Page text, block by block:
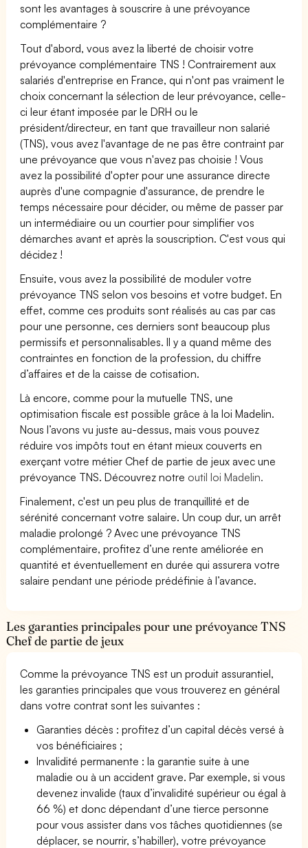
sont les avantages à souscrire à une prévoyance
complémentaire ?
Tout d'abord, vous avez la liberté de choisir votre
prévoyance complémentaire TNS ! Contrairement aux
salariés d'entreprise en France, qui n'ont pas vraiment le
choix concernant la sélection de leur prévoyance, celle-
ci leur étant imposée par le DRH ou le
président/directeur, en tant que travailleur non salarié
(TNS), vous avez l'avantage de ne pas être contraint par
une prévoyance que vous n'avez pas choisie ! Vous
avez la possibilité d'opter pour une assurance directe
auprès d'une compagnie d'assurance, de prendre le
temps nécessaire pour décider, ou même de passer par
un intermédiaire ou un courtier pour simplifier vos
démarches avant et après la souscription. C'est vous qui
décidez !
Ensuite, vous avez la possibilité de moduler votre
prévoyance TNS selon vos besoins et votre budget. En
effet, comme ces produits sont réalisés au cas par cas
pour une personne, ces derniers sont beaucoup plus
permissifs et personnalisables. Il y a quand même des
contraintes en fonction de la profession, du chiffre
d’affaires et de la caisse de cotisation.
Là encore, comme pour la mutuelle TNS, une
optimisation fiscale est possible grâce à la loi Madelin.
Nous l’avons vu juste au-dessus, mais vous pouvez
réduire vos impôts tout en étant mieux couverts en
exerçant votre métier Chef de partie de jeux avec une
prévoyance TNS. Découvrez notre outil loi Madelin.
Finalement, c'est un peu plus de tranquillité et de
sérénité concernant votre salaire. Un coup dur, un arrêt
maladie prolongé ? Avec une prévoyance TNS
complémentaire, profitez d’une rente améliorée en
quantité et éventuellement en durée qui assurera votre
salaire pendant une période prédéfinie à l’avance.
Les garanties principales pour une prévoyance TNS
Chef de partie de jeux
Comme la prévoyance TNS est un produit assurantiel,
les garanties principales que vous trouverez en général
dans votre contrat sont les suivantes :
Garanties décès : profitez d’un capital décès versé à
vos bénéficiaires ;
Invalidité permanente : la garantie suite à une
maladie ou à un accident grave. Par exemple, si vous
devenez invalide (taux d’invalidité supérieur ou égal à
66 %) et donc dépendant d’une tierce personne
pour vous assister dans vos tâches quotidiennes (se
déplacer, se nourrir, s’habiller), votre prévoyance